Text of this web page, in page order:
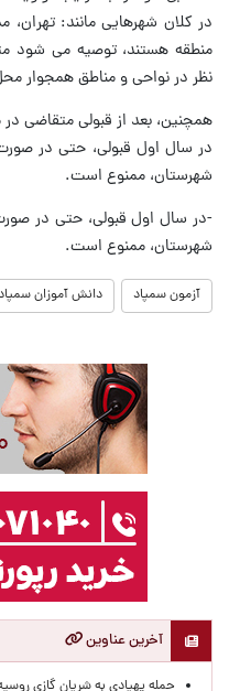
در کلان شهرهایی مانند:
منطقه هستند، توصیه می شود
نظر در نواحی و مناطق همجوار
همچنین، بعد از قبولی متقاضی در
در سال اول قبولی، حتی در
شهرستان، ممنوع است.
-در سال اول قبولی، حتی در
شهرستان، ممنوع است.
آزمون سمپاد دانش آموزان
آخرین عناوین
حمله پهپادی به شریان گازی